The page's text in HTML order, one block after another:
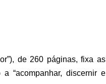
de 260 páginas, fixa as
“acompanhar, discernir e